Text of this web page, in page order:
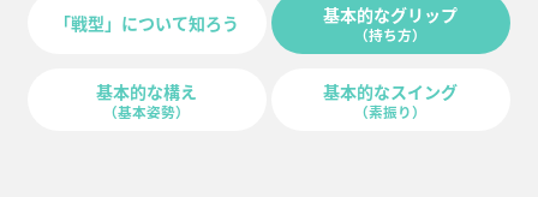
「戦型」について知ろう 基本的なグリップ
（持ち方）
基本的な構え
（基本姿勢）
基本的なスイング
（素振り）